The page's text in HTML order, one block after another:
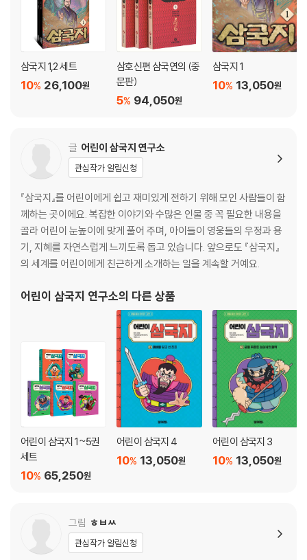
삼국지 1,2 세트
26,100원
10%
삼호신편 삼국연의 (중
문판)
94,050원
5%
삼국지 1
13,050원
10%
글 어린이 삼국지 연구소
관심작가 알림신청
『삼국지』를 어린이에게 쉽고 재미있게 전하기 위해 모인 사람들이 함
께하는 곳이에요. 복잡한 이야기와 수많은 인물 중 꼭 필요한 내용을
골라 어린이 눈높이에 맞게 풀어 주며, 아이들이 영웅들의 우정과 용
기, 지혜를 자연스럽게 느끼도록 돕고 있습니다. 앞으로도 『삼국지』
의 세계를 어린이에게 친근하게 소개하는 일을 계속할 거예요.
어린이 삼국지 연구소의 다른 상품
어린이 삼국지 1~5권
세트
65,250원
10%
어린이 삼국지 4
13,050원
10%
어린이 삼국지 3
13,050원
10%
그림 ㅎㅂㅆ
관심작가 알림신청